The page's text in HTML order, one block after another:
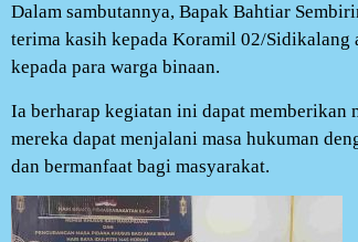
Dalam sambutannya, Bapak Bahtiar
terima kasih kepada Koramil 02/
kepada para warga binaan.
Ia berharap kegiatan ini dapat memberikan
mereka dapat menjalani masa hukuman
dan bermanfaat bagi masyarakat.